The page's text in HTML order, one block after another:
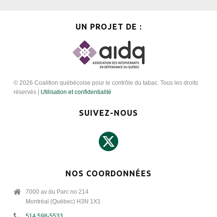
UN PROJET DE :
© 2026 Coalition québécoise pour le contrôle du tabac. Tous les droits
réservés | Utilisation et confidentialité
SUIVEZ-NOUS
NOS COORDONNÉES
7000 av du Parc no 214
Montréal (Québec) H3N 1X1